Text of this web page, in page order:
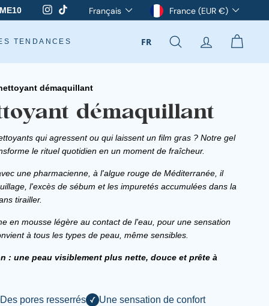
Instagram
TikTokLangue
Français DeviseFrance (EUR €)
TENDANCES FR RECHERCHER
COMPTE
démaquillant
démaquillant
qui agressent ou qui laissent un film gras ? Notre gel
le rituel quotidien en un moment de fraîcheur.
une pharmacienne, à l'algue rouge de Méditerranée, il
l'excès de sébum et les impuretés accumulées dans la
tirailler.
en mousse légère au contact de l'eau, pour une sensation
à tous les types de peau, même sensibles.
: une peau visiblement plus nette, douce et prête à
Des pores resserrés Une sensation de confort